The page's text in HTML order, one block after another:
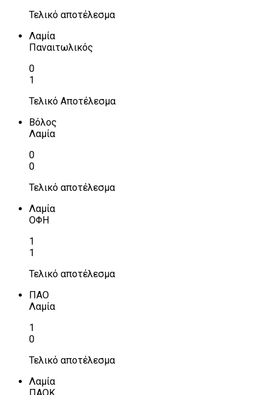
Τελικό αποτέλεσμα
Λαμία
Παναιτωλικός
0
1
Τελικό Αποτέλεσμα
Βόλος
Λαμία
0
0
Τελικό αποτέλεσμα
Λαμία
ΟΦΗ
1
1
Τελικό αποτέλεσμα
ΠΑΟ
Λαμία
1
0
Τελικό αποτέλεσμα
Λαμία